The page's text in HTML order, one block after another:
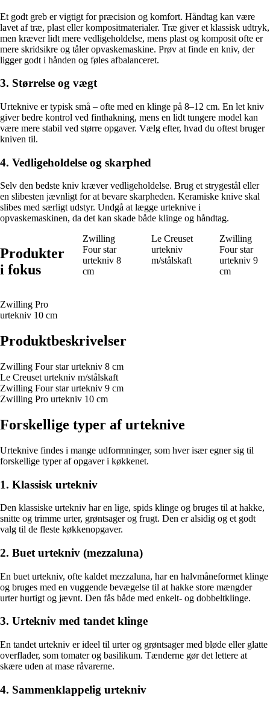
Et godt greb er vigtigt for præcision og komfort. Håndtag kan være
lavet af træ, plast eller kompositmaterialer. Træ giver et klassisk udtryk,
men kræver lidt mere vedligeholdelse, mens plast og komposit ofte er
mere skridsikre og tåler opvaskemaskine. Prøv at finde en kniv, der
ligger godt i hånden og føles afbalanceret.
3. Størrelse og vægt
Urteknive er typisk små – ofte med en klinge på 8–12 cm. En let kniv
giver bedre kontrol ved finthakning, mens en lidt tungere model kan
være mere stabil ved større opgaver. Vælg efter, hvad du oftest bruger
kniven til.
4. Vedligeholdelse og skarphed
Selv den bedste kniv kræver vedligeholdelse. Brug et strygestål eller
en slibesten jævnligt for at bevare skarpheden. Keramiske knive skal
slibes med særligt udstyr. Undgå at lægge urteknive i
opvaskemaskinen, da det kan skade både klinge og håndtag.
Produkter
i fokus
Zwilling
Four star
urtekniv 8
cm
Le Creuset
urtekniv
m/stålskaft
Zwilling
Four star
urtekniv 9
cm
Zwilling Pro
urtekniv 10 cm
Produktbeskrivelser
Zwilling Four star urtekniv 8 cm
Le Creuset urtekniv m/stålskaft
Zwilling Four star urtekniv 9 cm
Zwilling Pro urtekniv 10 cm
Forskellige typer af urteknive
Urteknive findes i mange udformninger, som hver især egner sig til
forskellige typer af opgaver i køkkenet.
1. Klassisk urtekniv
Den klassiske urtekniv har en lige, spids klinge og bruges til at hakke,
snitte og trimme urter, grøntsager og frugt. Den er alsidig og et godt
valg til de fleste køkkenopgaver.
2. Buet urtekniv (mezzaluna)
En buet urtekniv, ofte kaldet mezzaluna, har en halvmåneformet klinge
og bruges med en vuggende bevægelse til at hakke store mængder
urter hurtigt og jævnt. Den fås både med enkelt- og dobbeltklinge.
3. Urtekniv med tandet klinge
En tandet urtekniv er ideel til urter og grøntsager med bløde eller glatte
overflader, som tomater og basilikum. Tænderne gør det lettere at
skære uden at mase råvarerne.
4. Sammenklappelig urtekniv